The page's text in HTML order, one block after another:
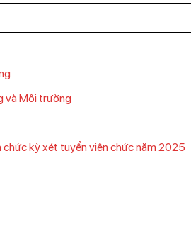
và Môi trường
chức kỳ xét tuyển viên chức năm 2025